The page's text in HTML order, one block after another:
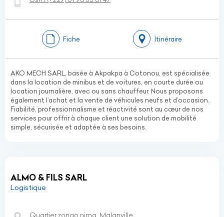
Fiche Itinéraire
AKO MECH SARL, basée à Akpakpa à Cotonou, est spécialisée
dans la location de minibus et de voitures, en courte durée ou
location journalière, avec ou sans chauffeur. Nous proposons
également l’achat et la vente de véhicules neufs et d’occasion.
Fiabilité, professionnalisme et réactivité sont au cœur de nos
services pour offrir à chaque client une solution de mobilité
simple, sécurisée et adaptée à ses besoins.
ALMO & FILS SARL
Logistique
Quartier zongo nima, Malanville